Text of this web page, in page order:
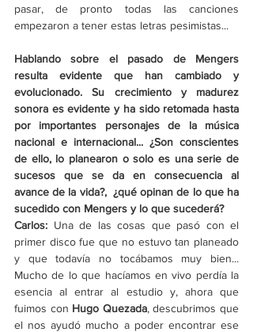
pasar, de pronto todas las canciones
empezaron a tener estas letras pesimistas...
Hablando sobre el pasado de Mengers
resulta evidente que han cambiado y
evolucionado. Su crecimiento y madurez
sonora es evidente y ha sido retomada hasta
por importantes personajes de la música
nacional e internacional... ¿Son conscientes
de ello, lo planearon o solo es una serie de
sucesos que se da en consecuencia al
avance de la vida?,  ¿qué opinan de lo que ha
sucedido con Mengers y lo que sucederá?
Carlos: Una de las cosas que pasó con el
primer disco fue que no estuvo tan planeado
y que todavía no tocábamos muy bien...
Mucho de lo que hacíamos en vivo perdía la
esencia al entrar al estudio y, ahora que
fuimos con Hugo Quezada, descubrimos que
el nos ayudó mucho a poder encontrar ese